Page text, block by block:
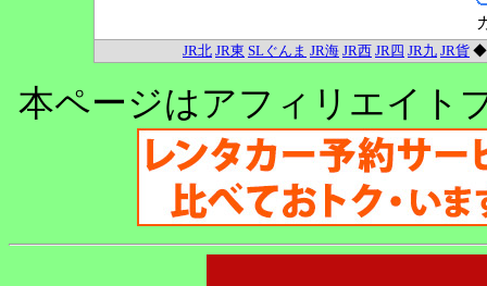
JR北 JR東 SLぐんま JR海 JR西 JR四 JR九 JR貨
本ページはアフィリエイト